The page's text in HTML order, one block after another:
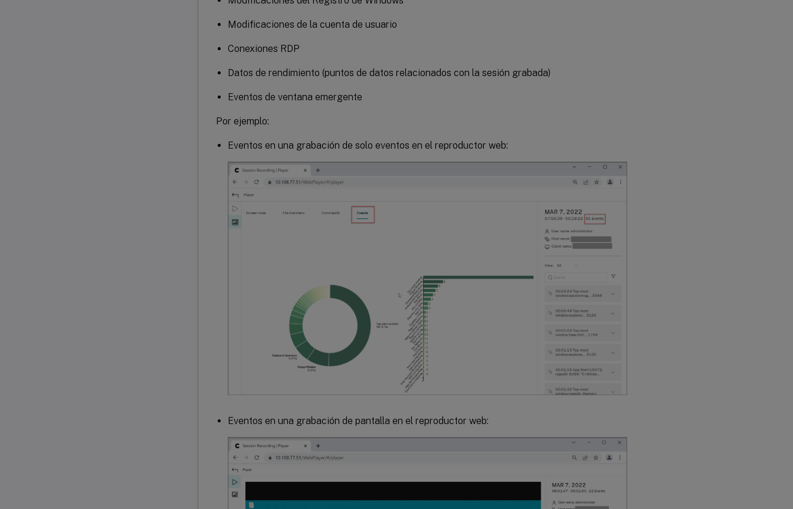
Modificaciones de la cuenta de usuario
Conexiones RDP
Datos de rendimiento (puntos de datos relacionados con la sesión grabada)
Eventos de ventana emergente
Por ejemplo:
Eventos en una grabación de solo eventos en el reproductor web:
Eventos en una grabación de pantalla en el reproductor web: